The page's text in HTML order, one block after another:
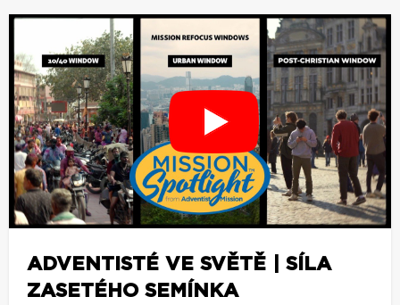
ADVENTISTÉ VE SVĚTĚ | SÍLA
ZASETÉHO SEMÍNKA